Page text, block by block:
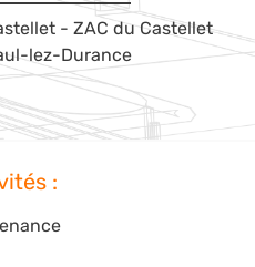
- ZAC du Castellet
lez-Durance
: